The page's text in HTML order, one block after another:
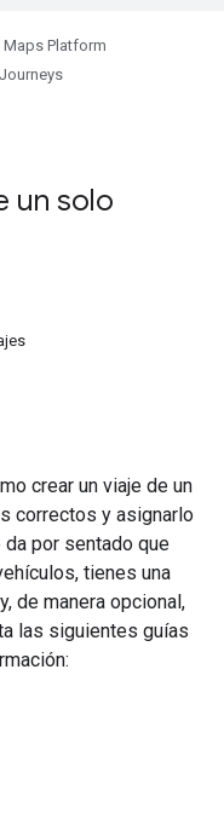
Platform
Journeys
un solo
crear un viaje de un
correctos y asignarlo
da por sentado que
tienes una
de manera opcional,
las siguientes guías